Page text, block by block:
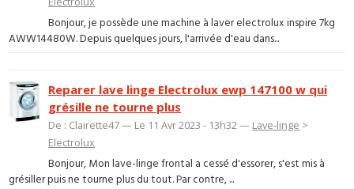
Bonjour, je possède une machine à laver electrolux inspire 7kg
AWW14480W. Depuis quelques jours, l'arrivée d'eau dans...
Reparer lave linge Electrolux ewp 147100 w qui
grésille ne tourne plus
De : Clairette47 — Le 11 Avr 2023 - 13h32 — Lave-linge >
Electrolux
Bonjour, Mon lave-linge frontal a cessé d'essorer, s'est mis à
grésiller puis ne tourne plus du tout. Par contre, ...